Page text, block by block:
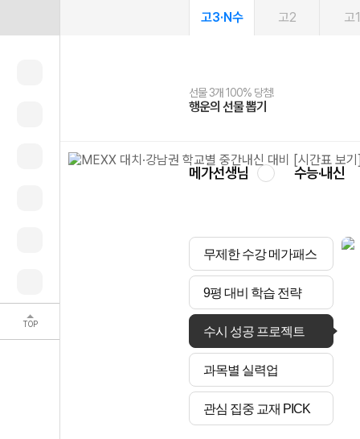
TOP
고3·N수 고2 고1
선물 3개 100% 당첨!
행운의 선물 뽑기
선물 100% 증정!
메가스터디 X 올리브
여름방학 스터디 캐시백
메가런 썸머스쿨
2027 러셀 단과
강사 공개선발
스마트러닝앱
설문 EVENT
메가패스
3일 무료 체험권
메가패스 수강생 무료혜택!
메가클럽 멤버십
사회공헌 캠페인
희망이룸 메가나눔
메가선생님 수능·내신
무제한 수강 메가패스
9평 대비 학습 전략
수시 성공 프로젝트
과목별 실력업
관심 집중 교재 PICK